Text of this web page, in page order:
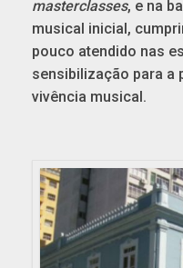
masterclasses, e na
musical inicial,
pouco atendido nas
sensibilização para a
vivência musical.